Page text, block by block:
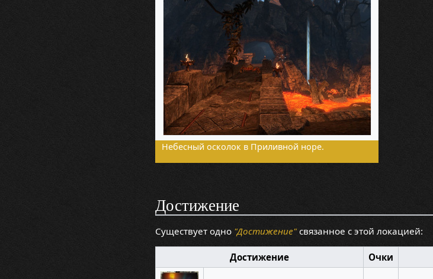
Небесный осколок в Приливной норе.
Достижение
Существует одно "Достижение"связанное с этой локацией:
Достижение Очки